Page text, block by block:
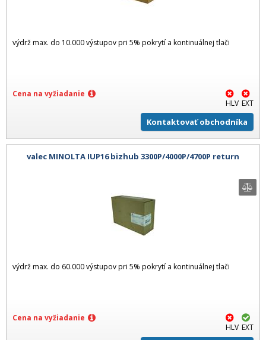
výdrž max. do 10.000 výstupov pri 5% pokrytí a kontinuálnej tlači
Cena na vyžiadanie
HLV EXT
Kontaktovať obchodníka
valec MINOLTA IUP16 bizhub 3300P/4000P/4700P return
výdrž max. do 60.000 výstupov pri 5% pokrytí a kontinuálnej tlači
Cena na vyžiadanie
HLV EXT